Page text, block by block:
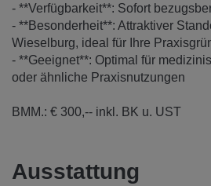
- **Verfügbarkeit**: Sofort
- **Besonderheit**: Attraktiver
Wieselburg, ideal für Ihre
- **Geeignet**: Optimal für
oder ähnliche Praxisnutzungen
BMM.: € 300,-- inkl. BK u. UST
Ausstattung